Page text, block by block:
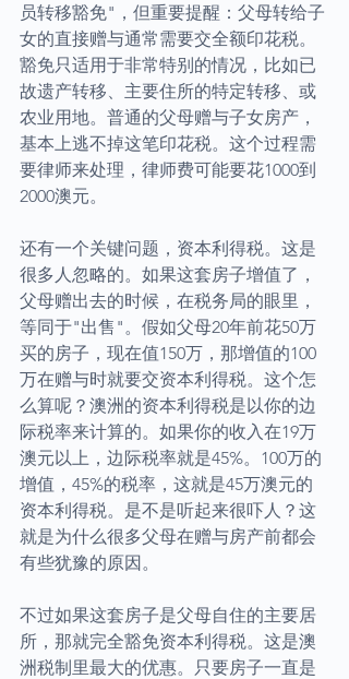
员转移豁免"，但重要提醒：父母转给子
女的直接赠与通常需要交全额印花税。
豁免只适用于非常特别的情况，比如已
故遗产转移、主要住所的特定转移、或
农业用地。普通的父母赠与子女房产，
基本上逃不掉这笔印花税。这个过程需
要律师来处理，律师费可能要花1000到
2000澳元。
还有一个关键问题，资本利得税。这是
很多人忽略的。如果这套房子增值了，
父母赠出去的时候，在税务局的眼里，
等同于"出售"。假如父母20年前花50万
买的房子，现在值150万，那增值的100
万在赠与时就要交资本利得税。这个怎
么算呢？澳洲的资本利得税是以你的边
际税率来计算的。如果你的收入在19万
澳元以上，边际税率就是45%。100万的
增值，45%的税率，这就是45万澳元的
资本利得税。是不是听起来很吓人？这
就是为什么很多父母在赠与房产前都会
有些犹豫的原因。
不过如果这套房子是父母自住的主要居
所，那就完全豁免资本利得税。这是澳
洲税制里最大的优惠。只要房子一直是